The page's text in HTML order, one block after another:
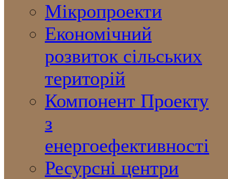
Мікропроекти
Економічний
розвиток сільських
територій
Компонент Проекту
з
енергоефективності
Ресурсні центри